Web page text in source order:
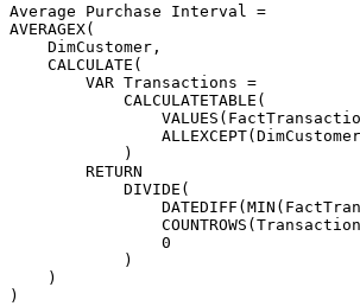
Average Purchase Interval =
AVERAGEX(
    DimCustomer,
    CALCULATE(
        VAR Transactions =
            CALCULATETABLE(
            )
        RETURN
            DIVIDE(
                0
            )
    )
)